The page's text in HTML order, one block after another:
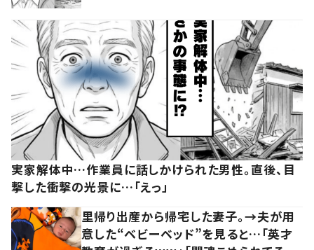
実家解体中…作業員に話しかけられた男性。直後、目
撃した衝撃の光景に…「えっ」
里帰り出産から帰宅した妻子。→夫が用
意した“ベビーベッド”を見ると…「英才